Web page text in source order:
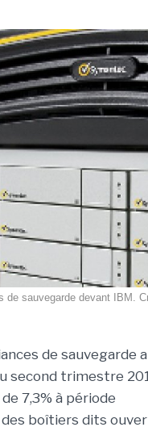
de sauvegarde devant IBM.
de sauvegarde a
second trimestre
7,3% à période
boîtiers dits